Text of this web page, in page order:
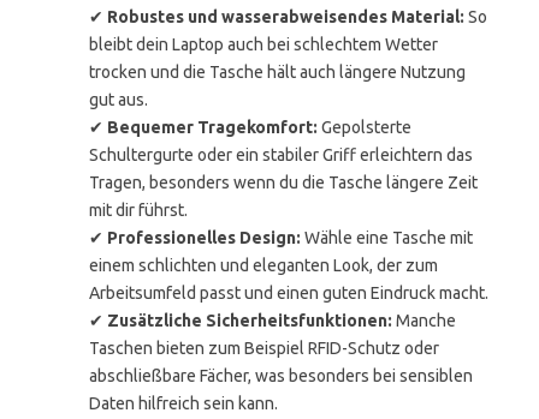
✔ Robustes und wasserabweisendes Material: So
bleibt dein Laptop auch bei schlechtem Wetter
trocken und die Tasche hält auch längere Nutzung
gut aus.
✔ Bequemer Tragekomfort: Gepolsterte
Schultergurte oder ein stabiler Griff erleichtern das
Tragen, besonders wenn du die Tasche längere Zeit
mit dir führst.
✔ Professionelles Design: Wähle eine Tasche mit
einem schlichten und eleganten Look, der zum
Arbeitsumfeld passt und einen guten Eindruck macht.
✔ Zusätzliche Sicherheitsfunktionen: Manche
Taschen bieten zum Beispiel RFID-Schutz oder
abschließbare Fächer, was besonders bei sensiblen
Daten hilfreich sein kann.